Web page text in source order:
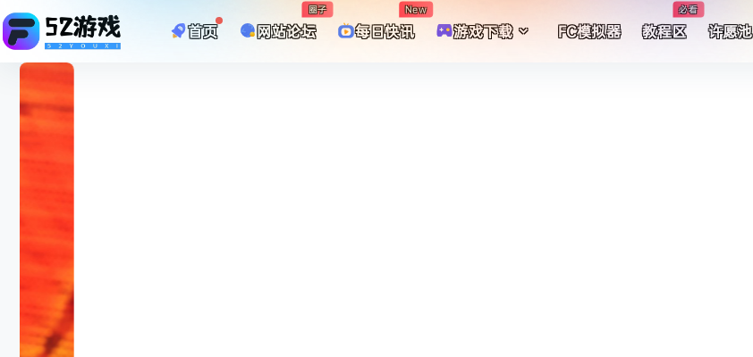
首页 网站论坛
圈子
每日快讯
New
游戏下载 FC模拟器 教程区
必看
许愿池